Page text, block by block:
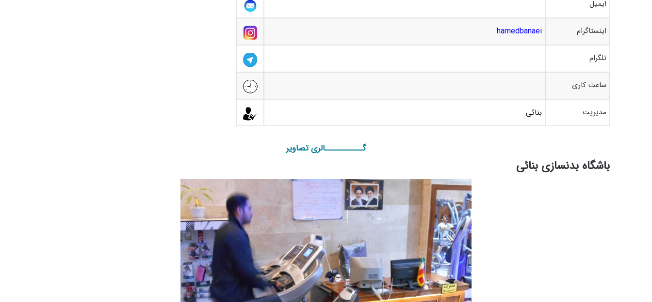
ایمیل
اینستاگرام hamedbanaei
تلگرام
ساعت کاری
مدیریت بنائی
گـــــــــــالری تصاویر
باشگاه بدنسازی بنائی